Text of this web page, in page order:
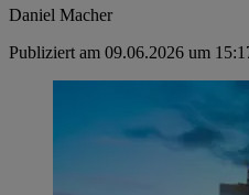
Daniel Macher
Publiziert am 09.06.2026 um